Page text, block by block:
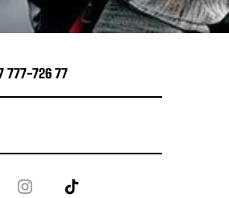
777-726 77